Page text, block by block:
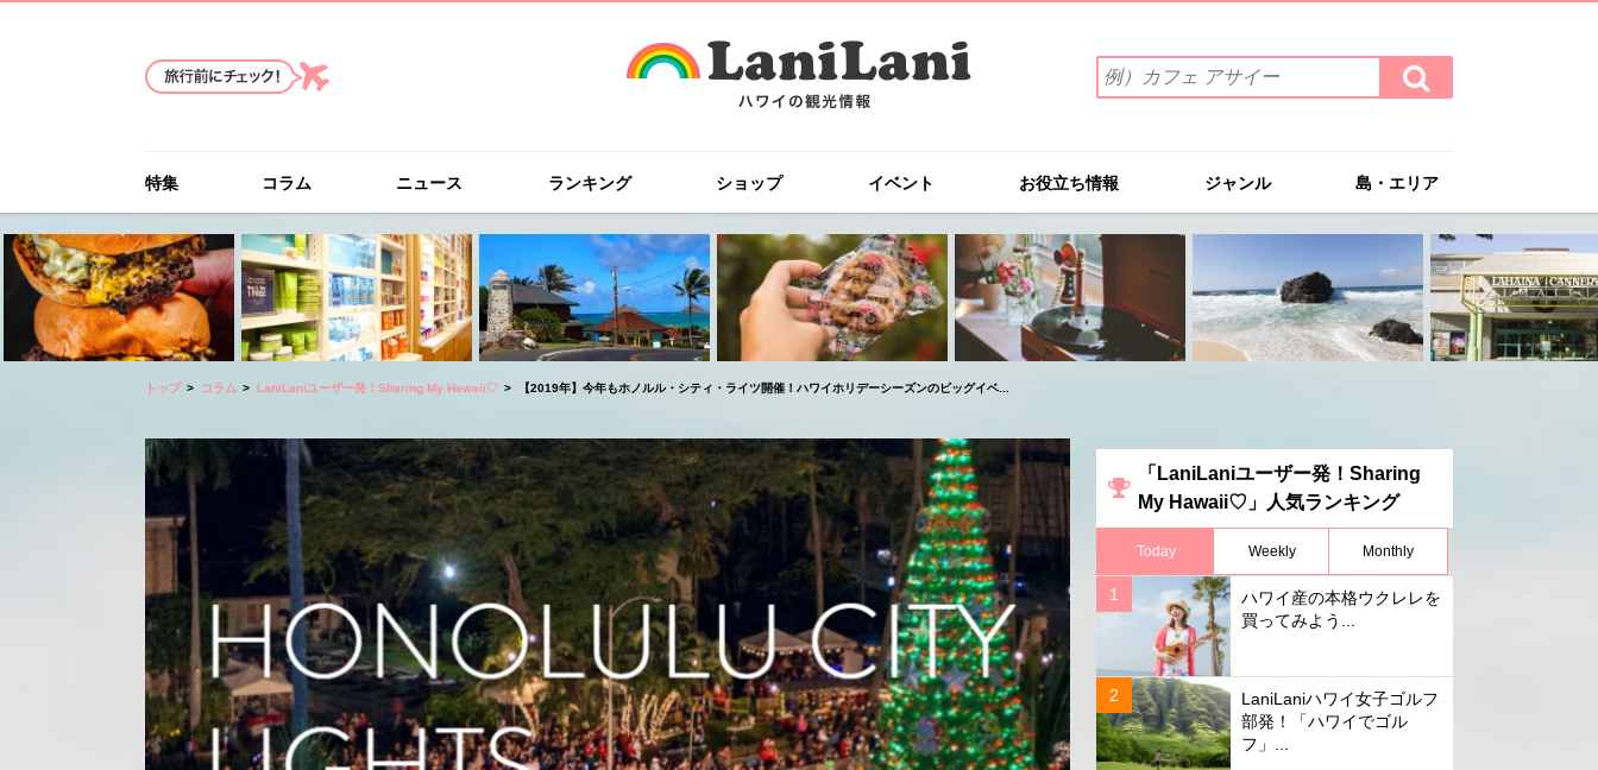
索
ワ
を
入
力
(例）
カ
フ
ェ
イ
ー
検
索
す
特集 コラム ニュース ランキング ショップ イベント お役立ち情報 ジャンル 島・エリア
トップ コラム LaniLaniユーザー発！Sharing My Hawaii♡ 【2019年】今年もホノルル・シティ・ライツ開催！ハワイホリデーシーズンのビッグイベ...
「LaniLaniユーザー発！Sharing
My Hawaii♡」人気ランキング
Today Weekly Monthly
ハワイ産の本格ウクレレを
買ってみよう...
LaniLaniハワイ女子ゴルフ
部発！「ハワイでゴル
フ」...